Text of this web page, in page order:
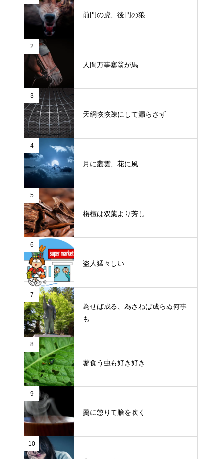
前門の虎、後門の狼
2
人間万事塞翁が馬
3
天網恢恢疎にして漏らさず
4
月に叢雲、花に風
5
栴檀は双葉より芳し
6
盗人猛々しい
7
為せば成る、為さねば成らぬ何事
も
8
蓼食う虫も好き好き
9
羹に懲りて膾を吹く
10